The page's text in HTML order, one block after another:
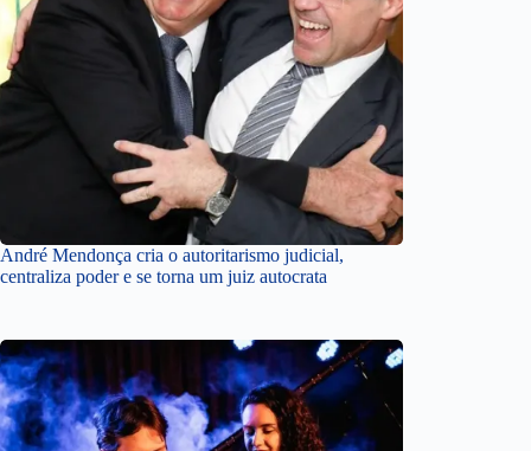
André Mendonça cria o autoritarismo judicial,
centraliza poder e se torna um juiz autocrata